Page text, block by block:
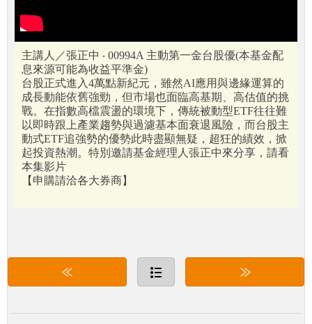
主講人／張正中 ‧ 00994A 主動第一金台股優(本基金配
息來源可能為收益平準金)
台股正式進入4萬點新紀元，雖然AI應用與邊緣運算的
成長動能依舊強勁，但市場也面臨高基期、高估值的挑
戰。在指數高檔震盪的環境下，傳統被動型ETF往往難
以即時跟上產業趨勢與過濾基本面衰退風險，而台股主
動式ETF追強勢的優勢此時盡顯無疑，超狂的績效，掀
起投資熱潮。特別邀請基金經理人張正中來分享，請看
本集影片
【申購請洽各大券商】